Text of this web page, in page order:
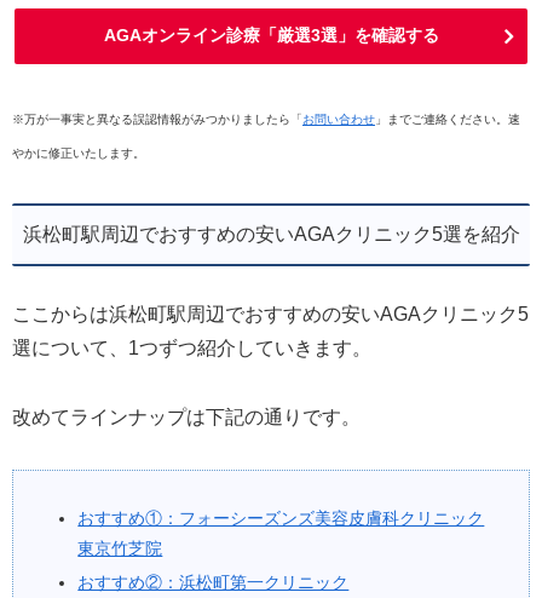
AGAオンライン診療「厳選3選」を確認する
※万が一事実と異なる誤認情報がみつかりましたら「お問い合わせ 」までご連絡ください。速
やかに修正いたします。
浜松町駅周辺でおすすめの安いAGAクリニック5選を紹介
ここからは浜松町駅周辺でおすすめの安いAGAクリニック5
選について、1つずつ紹介していきます。
改めてラインナップは下記の通りです。
おすすめ①：フォーシーズンズ美容皮膚科クリニック
東京竹芝院
おすすめ②：浜松町第一クリニック